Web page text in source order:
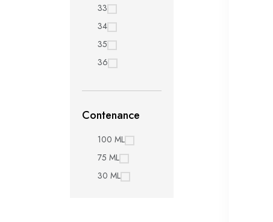
33
34
35
36
Contenance
100 ML
75 ML
30 ML